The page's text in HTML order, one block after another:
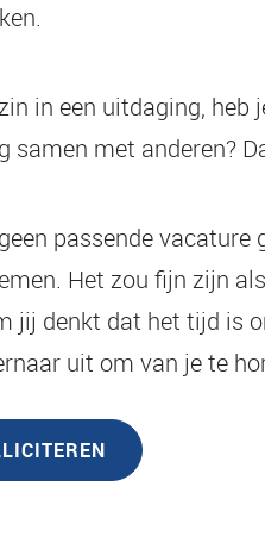
in een uitdaging,
samen met anderen?
passende
Het zou fijn zijn
jij denkt dat het tijd is
uit om van je te